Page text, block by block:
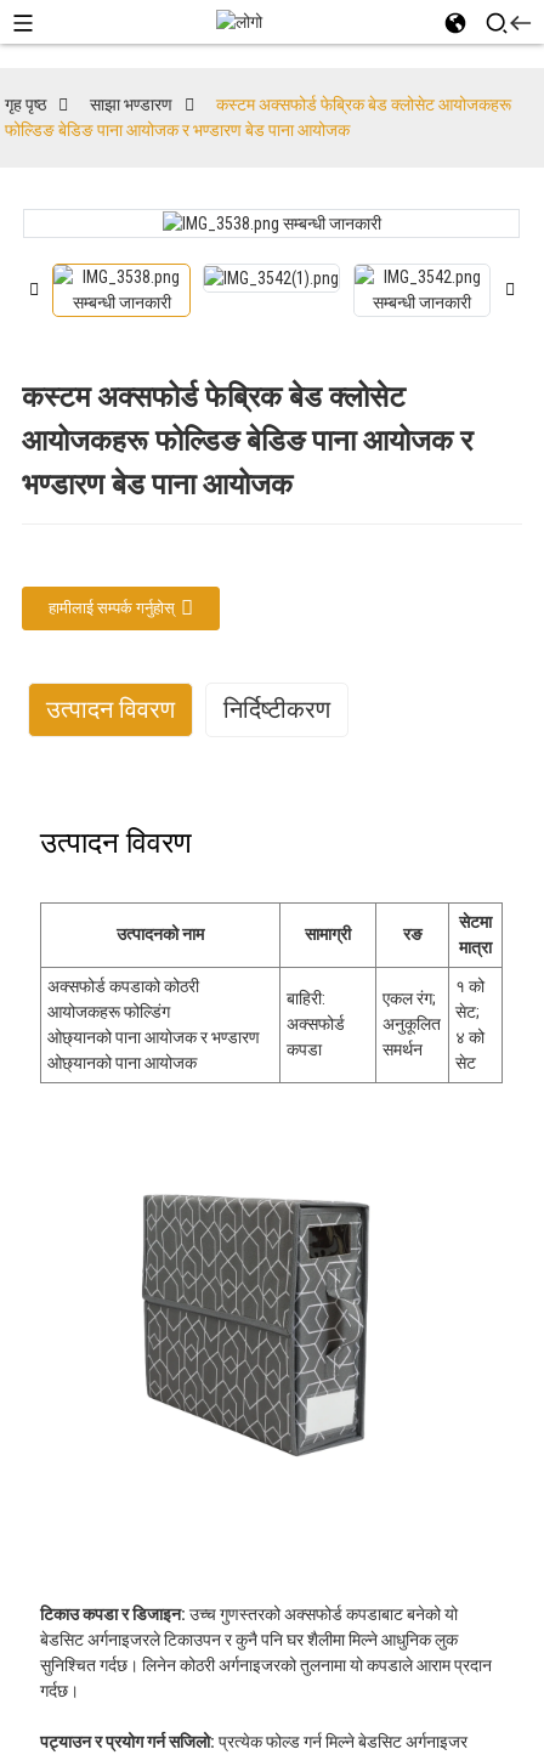
गृह पृष्ठ साझा भण्डारण
कस्टम अक्सफोर्ड फेब्रिक बेड क्लोसेट आयोजकहरू
फोल्डिङ बेडिङ पाना आयोजक र भण्डारण बेड पाना आयोजक
कस्टम अक्सफोर्ड फेब्रिक बेड क्लोसेट
आयोजकहरू फोल्डिङ बेडिङ पाना आयोजक र
भण्डारण बेड पाना आयोजक
हामीलाई सम्पर्क गर्नुहोस्
उत्पादन विवरण निर्दिष्टीकरण
उत्पादन विवरण
उत्पादनको नाम सामाग्री रङ
सेटमा
मात्रा
अक्सफोर्ड कपडाको कोठरी
आयोजकहरू फोल्डिंग
ओछ्यानको पाना आयोजक र भण्डारण
ओछ्यानको पाना आयोजक
बाहिरी:
अक्सफोर्ड
कपडा
एकल रंग;
अनुकूलित
समर्थन
१ को
सेट;
४ को
सेट
टिकाउ कपडा र डिजाइन: उच्च गुणस्तरको अक्सफोर्ड कपडाबाट बनेको यो
बेडसिट अर्गनाइजरले टिकाउपन र कुनै पनि घर शैलीमा मिल्ने आधुनिक लुक
सुनिश्चित गर्दछ। लिनेन कोठरी अर्गनाइजरको तुलनामा यो कपडाले आराम प्रदान
गर्दछ।
पट्याउन र प्रयोग गर्न सजिलो: प्रत्येक फोल्ड गर्न मिल्ने बेडसिट अर्गनाइजर
४-१/२"W x १५"D x १३"H को आयामको साथ, हाम्रो आयोजक
धेरैजसो कोठरीहरूको लागि आदर्श हो र
सेल्फहरू। यसमा १ वटा क्वीन वा किङ शीट सेट, १ वटा डुभेट कभर र २ वटा